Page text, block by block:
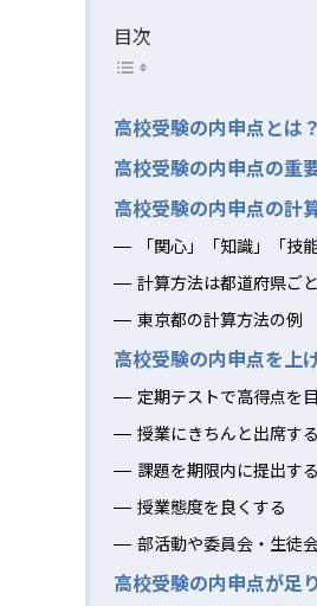
目次
高校受験の内申点とは？
高校受験の内申点の重
高校受験の内申点の計
「関心」「知識」「技
計算方法は都道府県ご
東京都の計算方法の例
高校受験の内申点を上
定期テストで高得点を
授業にきちんと出席する
課題を期限内に提出する
授業態度を良くする
部活動や委員会・生徒
高校受験の内申点が足